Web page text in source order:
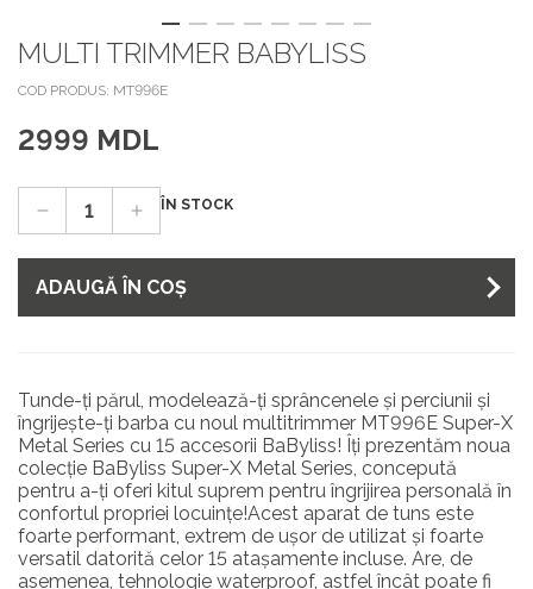
MULTI TRIMMER BABYLISS
COD PRODUS: MT996E
2999 MDL
ÎN STOCK
ADAUGĂ ÎN COȘ
Tunde-ți părul, modelează-ți sprâncenele și perciunii și
îngrijește-ți barba cu noul multitrimmer MT996E Super-X
Metal Series cu 15 accesorii BaByliss! Îți prezentăm noua
colecție BaByliss Super-X Metal Series, concepută
pentru a-ți oferi kitul suprem pentru îngrijirea personală în
confortul propriei locuințe!Acest aparat de tuns este
foarte performant, extrem de ușor de utilizat și foarte
versatil datorită celor 15 atașamente incluse. Are, de
asemenea, tehnologie waterproof, astfel încât poate fi